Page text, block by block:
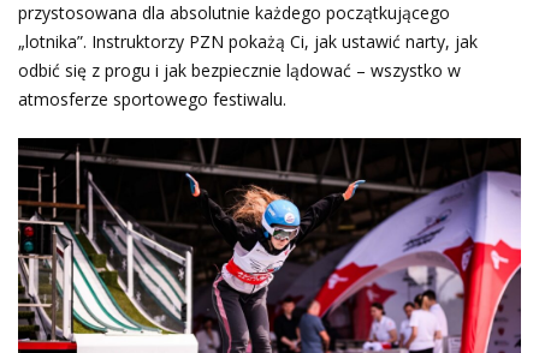
przystosowana dla absolutnie każdego początkującego
„lotnika”. Instruktorzy PZN pokażą Ci, jak ustawić narty, jak
odbić się z progu i jak bezpiecznie lądować – wszystko w
atmosferze sportowego festiwalu.